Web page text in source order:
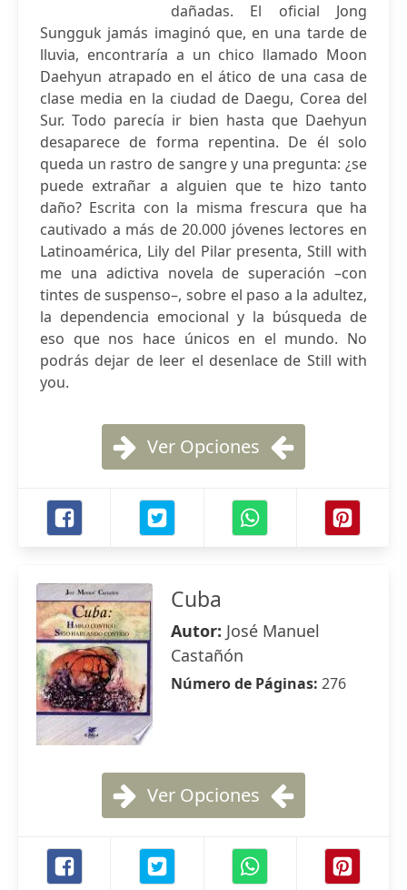
dañadas. El oficial Jong
Sungguk jamás imaginó que, en una tarde de
lluvia, encontraría a un chico llamado Moon
Daehyun atrapado en el ático de una casa de
clase media en la ciudad de Daegu, Corea del
Sur. Todo parecía ir bien hasta que Daehyun
desaparece de forma repentina. De él solo
queda un rastro de sangre y una pregunta: ¿se
puede extrañar a alguien que te hizo tanto
daño? Escrita con la misma frescura que ha
cautivado a más de 20.000 jóvenes lectores en
Latinoamérica, Lily del Pilar presenta, Still with
me una adictiva novela de superación –con
tintes de suspenso–, sobre el paso a la adultez,
la dependencia emocional y la búsqueda de
eso que nos hace únicos en el mundo. No
podrás dejar de leer el desenlace de Still with
you.
Ver Opciones
Cuba
Autor: José Manuel
Castañón
Número de Páginas: 276
Ver Opciones